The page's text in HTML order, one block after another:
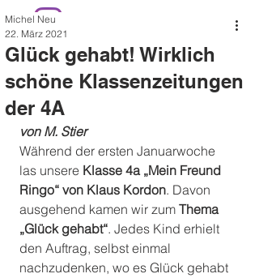
Glück gehabt! Wirklich
schöne Klassenzeitungen
der 4A
Michel Neu
22. März 2021
von M. Stier
Während der ersten Januarwoche
las unsere Klasse 4a „Mein Freund
Ringo“ von Klaus Kordon. Davon
ausgehend kamen wir zum Thema
„Glück gehabt“. Jedes Kind erhielt
den Auftrag, selbst einmal
nachzudenken, wo es Glück gehabt